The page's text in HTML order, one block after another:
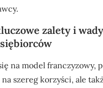
zalety i
na model franczyzowy,
szereg korzyści, ale